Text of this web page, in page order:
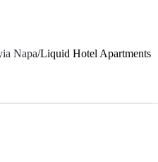
Napa/Liquid Hotel Apartments